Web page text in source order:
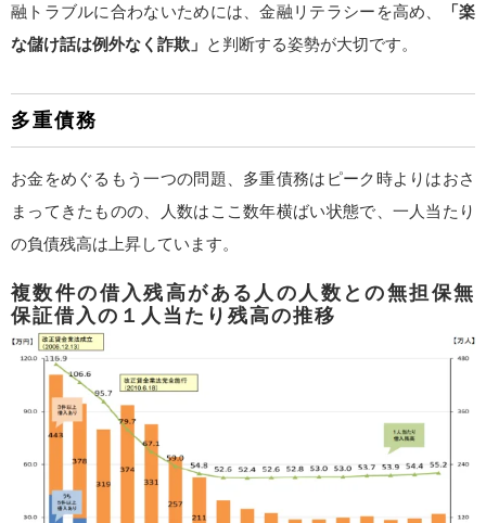
融トラブルに合わないためには、金融リテラシーを高め、
「楽
な儲け話は例外なく詐欺」 と判断する姿勢が大切です。
多重債務
お金をめぐるもう一つの問題、多重債務はピーク時よりはおさ
まってきたものの、人数はここ数年横ばい状態で、一人当たり
の負債残高は上昇しています。
複数件の借入残高がある人の人数との無担保無
保証借入の１人当たり残高の推移